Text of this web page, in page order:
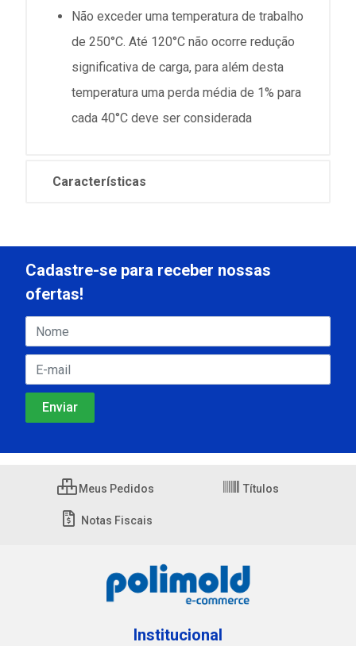
Não exceder uma temperatura de trabalho
de 250°C. Até 120°C não ocorre redução
significativa de carga, para além desta
temperatura uma perda média de 1% para
cada 40°C deve ser considerada
Características
Cadastre-se para receber nossas
ofertas!
Meus Pedidos Títulos
Notas Fiscais
Institucional